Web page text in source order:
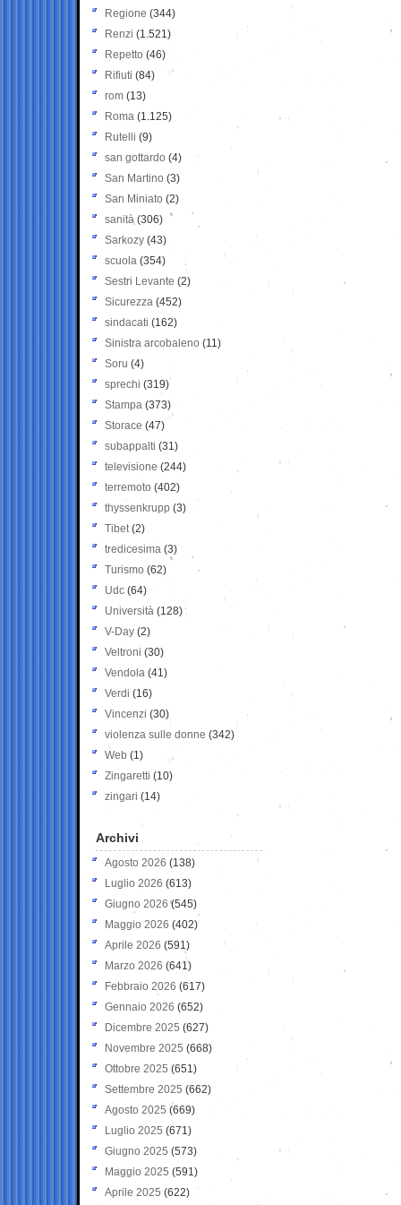
Regione (344)
Renzi (1.521)
Repetto (46)
Rifiuti (84)
rom (13)
Roma (1.125)
Rutelli (9)
san gottardo (4)
San Martino (3)
San Miniato (2)
sanità (306)
Sarkozy (43)
scuola (354)
Sestri Levante (2)
Sicurezza (452)
sindacati (162)
Sinistra arcobaleno (11)
Soru (4)
sprechi (319)
Stampa (373)
Storace (47)
subappalti (31)
televisione(244)
terremoto (402)
thyssenkrupp (3)
Tibet(2)
tredicesima (3)
Turismo (62)
Udc (64)
Università (128)
V-Day (2)
Veltroni (30)
Vendola (41)
Verdi (16)
Vincenzi (30)
violenza sulle donne (342)
Web (1)
Zingaretti (10)
zingari (14)
Archivi
Agosto 2026 (138)
Luglio 2026 (613)
Giugno 2026 (545)
Maggio 2026 (402)
Aprile 2026 (591)
Marzo 2026 (641)
Febbraio 2026 (617)
Gennaio 2026 (652)
Dicembre 2025 (627)
Novembre 2025 (668)
Ottobre 2025 (651)
Settembre 2025 (662)
Agosto 2025 (669)
Luglio 2025 (671)
Giugno 2025 (573)
Maggio 2025 (591)
Aprile 2025 (622)